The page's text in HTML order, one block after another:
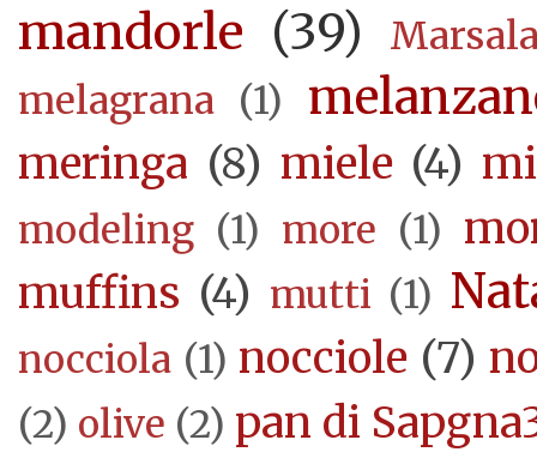
mandorle (39)
melagrana (1)
meringa (8) miele (4)
modeling (1) more (1)
muffins (4) mutti (1)
nocciola (1) nocciole (7)
(2) olive (2) pan di